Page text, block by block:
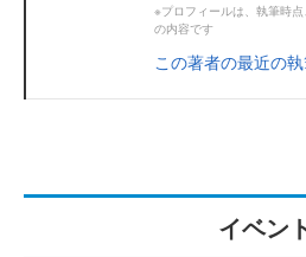
※プロフィールは、執筆時
の内容です
この著者の最近の
イベン